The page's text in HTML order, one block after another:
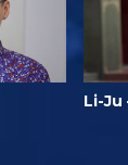
Li-Ju